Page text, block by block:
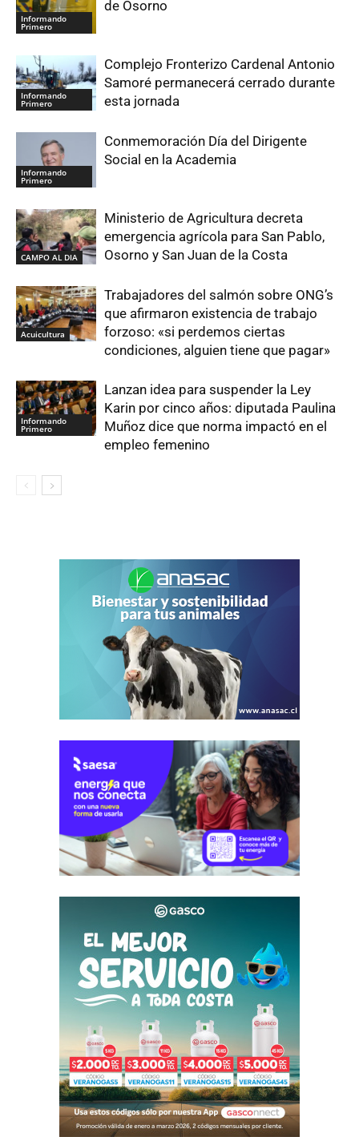
Informando
Primero
de Osorno
Informando
Primero
Complejo Fronterizo Cardenal Antonio
Samoré permanecerá cerrado durante
esta jornada
Informando
Primero
Conmemoración Día del Dirigente
Social en la Academia
CAMPO AL DIA
Ministerio de Agricultura decreta
emergencia agrícola para San Pablo,
Osorno y San Juan de la Costa
Acuicultura
Trabajadores del salmón sobre ONG’s
que afirmaron existencia de trabajo
forzoso: «si perdemos ciertas
condiciones, alguien tiene que pagar»
Informando
Primero
Lanzan idea para suspender la Ley
Karin por cinco años: diputada Paulina
Muñoz dice que norma impactó en el
empleo femenino